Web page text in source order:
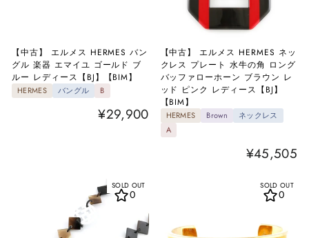
【中古】 エルメス HERMES バン
グル 楽器 エマイユ ゴールド ブ
ルー レディース【BJ】【BIM】
HERMES バングル B
¥29,900
【中古】 エルメス HERMES ネッ
クレス プレート 水牛の角 ロング
バッファローホーン ブラウン レ
ッド ピンク レディース【BJ】
【BIM】
HERMES Brown
ネックレス
A
¥45,505
SOLD OUT
0
SOLD OUT
0